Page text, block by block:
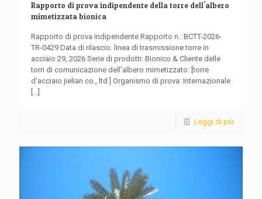
Rapporto di prova indipendente della torre dell'albero
mimetizzata bionica
Rapporto di prova indipendente Rapporto n.: BCTT-2026-
TR-0429 Data di rilascio: linea di trasmissione torre in
acciaio 29, 2026 Serie di prodotti: Bionico & Cliente delle
torri di comunicazione dell'albero mimetizzato: [torre
d'acciaio jielian co., ltd ] Organismo di prova: Internazionale
[...]
Leggi di più